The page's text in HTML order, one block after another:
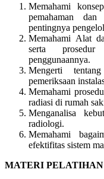
Memahami
pemahaman
pentingnya
Memahami Alat
serta prosedur
penggunaannya.
Mengerti
pemeriksaan
Memahami
radiasi di rumah
Menganalisa
radiologi.
Memahami
efektifitas sistem
MATERI